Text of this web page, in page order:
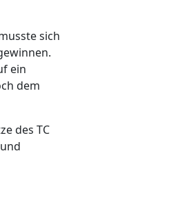
sich
ein
dem
des TC